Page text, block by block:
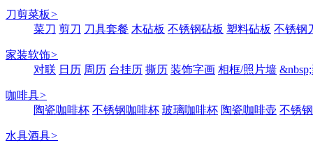
刀剪菜板>
菜刀 剪刀 刀具套餐 木砧板 不锈钢砧板 塑料砧板 不锈钢
家装软饰>
对联 日历 周历 台挂历 撕历 装饰字画 相框/照片墙
咖啡具>
陶瓷咖啡杯 不锈钢咖啡杯 玻璃咖啡杯 陶瓷咖啡壶 不锈
水具酒具>